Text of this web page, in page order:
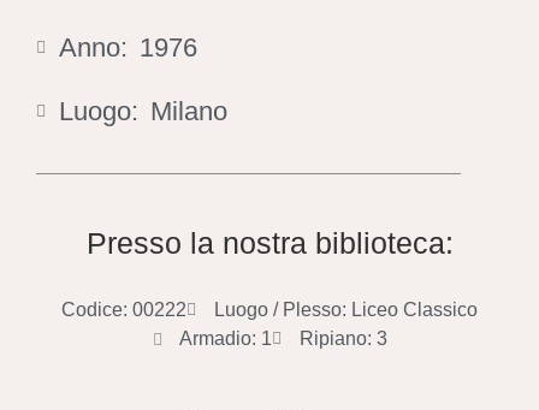
Anno: 1976
Luogo: Milano
Presso la nostra biblioteca:
Codice: 00222
Luogo / Plesso: Liceo Classico
Armadio: 1
Ripiano: 3